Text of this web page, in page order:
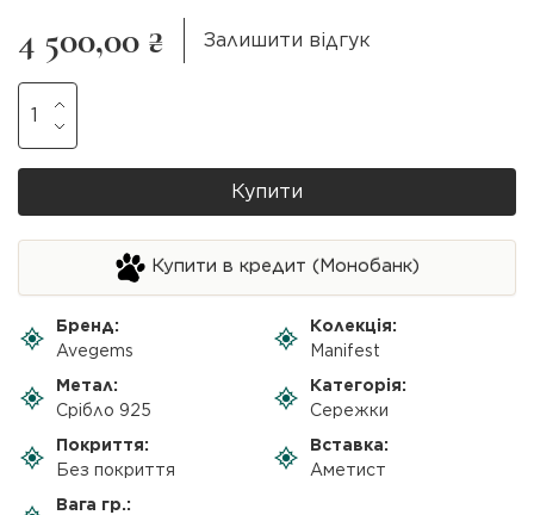
4 500,00 ₴
Залишити відгук
Купити
Купити в кредит (Монобанк)
Бренд:
Avegems
Колекція:
Manifest
Метал:
Срібло 925
Категорія:
Сережки
Покриття:
Без покриття
Вставка:
Аметист
Вага гр.: